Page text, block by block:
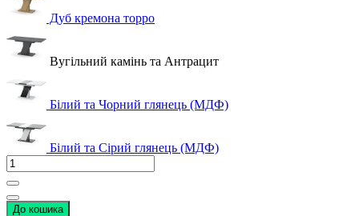
Дуб кремона торро
Вугільний камінь та Антрацит
Білий та Чорний глянець (МДФ)
Білий та Сірий глянець (МДФ)
До кошика